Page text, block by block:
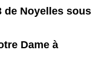
de Noyelles sous
Dame à